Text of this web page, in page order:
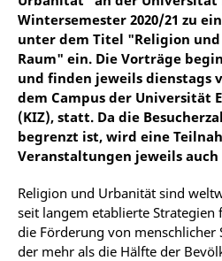
Wintersemester 2020/21 zu
unter dem Titel "Religion
Raum" ein. Die Vorträge
und finden jeweils dienstags
dem Campus der Universität
(KIZ), statt. Da die
begrenzt ist, wird eine
Veranstaltungen jeweils
Religion und Urbanität sind
seit langem etablierte
die Förderung von menschlicher
der mehr als die Hälfte der